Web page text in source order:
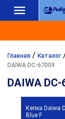
Главная / Каталог
DAIWA DC-67009
DAIWA
Кепка Daiwa
Blue F